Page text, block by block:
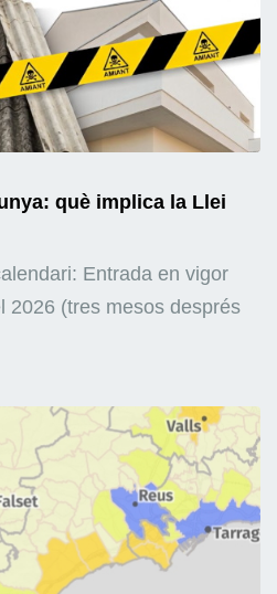
què implica la Llei
Entrada en vigor
2026 (tres mesos després